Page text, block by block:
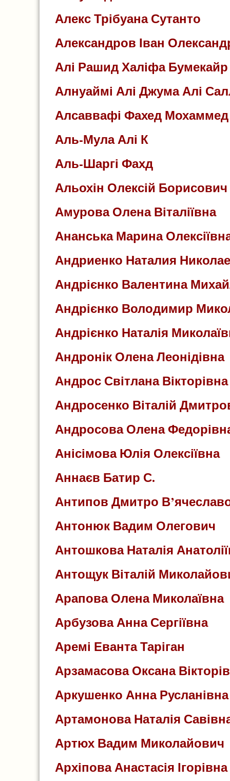
Алекс Трібуана Сутанто
Александров Іван
Алі Рашид Халіфа
Алнуаймі Алі Джума Алі
Алсаввафі Фахед
Аль-Мула Алі К
Аль-Шаргі Фахд
Альохін Олексій Борисович
Амурова Олена Віталіївна
Ананська Марина
Андриенко Наталия
Андрієнко Валентина
Андрієнко Володимир
Андрієнко Наталія
Андронік Олена Леонідівна
Андрос Світлана Вікторівна
Андросенко Віталій
Андросова Олена
Анісімова Юлія Олексіївна
Аннаєв Батир С.
Антипов Дмитро
Антонюк Вадим Олегович
Антошкова Наталія
Антощук Віталій
Арапова Олена Миколаївна
Арбузова Анна Сергіївна
Аремі Еванта Таріган
Арзамасова Оксана
Аркушенко Анна Русланівна
Артамонова Наталія
Артюх Вадим Миколайович
Архіпова Анастасія Ігорівна